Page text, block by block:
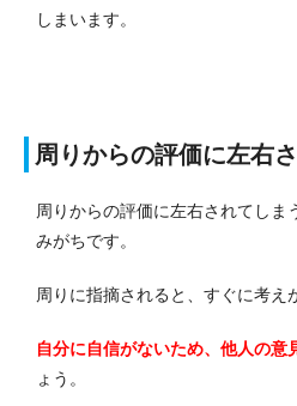
しまいます。
周りからの評価に左右
周りからの評価に左右されてしま
みがちです。
周りに指摘されると、すぐに考え
自分に自信がないため、他人の意
ょう。